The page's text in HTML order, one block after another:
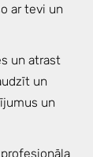
ar tevi un
un atrast
un
un